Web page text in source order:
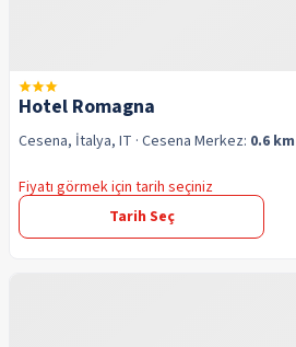
Hotel Romagna
Cesena, İtalya, IT · Cesena Merkez: 0.6 km
Fiyatı görmek için tarih seçiniz
Tarih Seç